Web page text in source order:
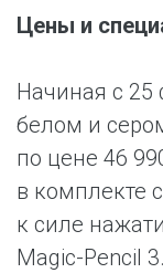
Цены и
Начиная с 25
белом и
по цене 46
в комплекте
к силе
Magic-Pencil